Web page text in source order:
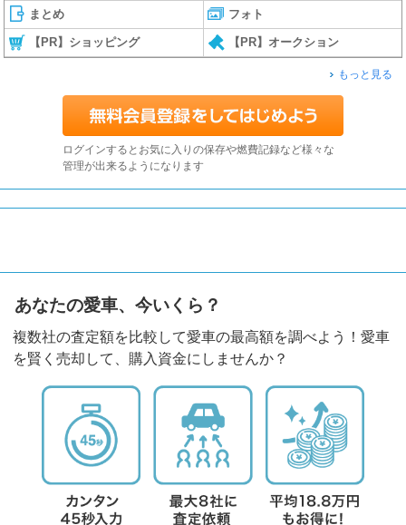
まとめ フォト
【PR】ショッピング 【PR】オークション
もっと見る
ログインするとお気に入りの保存や燃費記録など様々な
管理が出来るようになります
あなたの愛車、今いくら？
複数社の査定額を比較して愛車の最高額を調べよう！愛車
を賢く売却して、購入資金にしませんか？